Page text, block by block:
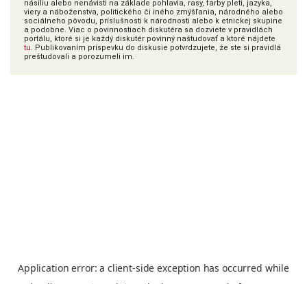
násiliu alebo nenávisti na základe pohlavia, rasy, farby pleti, jazyka,
viery a náboženstva, politického či iného zmýšľania, národného alebo
sociálneho pôvodu, príslušnosti k národnosti alebo k etnickej skupine
a podobne. Viac o povinnostiach diskutéra sa dozviete v pravidlách
portálu, ktoré si je každý diskutér povinný naštudovať a ktoré nájdete
tu. Publikovaním príspevku do diskusie potvrdzujete, že ste si pravidlá
preštudovali a porozumeli im.